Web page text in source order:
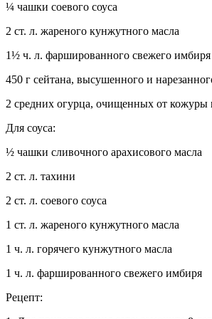
¼ чашки соевого соуса
2 ст. л. жареного кунжутного масла
1½ ч. л. фаршированного свежего имбиря
450 г сейтана, высушенного и
2 средних огурца, очищенных от кожуры
Для соуса:
½ чашки сливочного арахисового масла
2 ст. л. тахини
2 ст. л. соевого соуса
1 ст. л. жареного кунжутного масла
1 ч. л. горячего кунжутного масла
1 ч. л. фаршированного свежего имбиря
Рецепт: